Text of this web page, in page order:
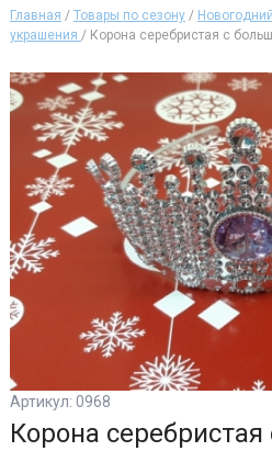
Главная / Товары по сезону/
украшения / Корона серебристая с
Артикул: 0968
Корона